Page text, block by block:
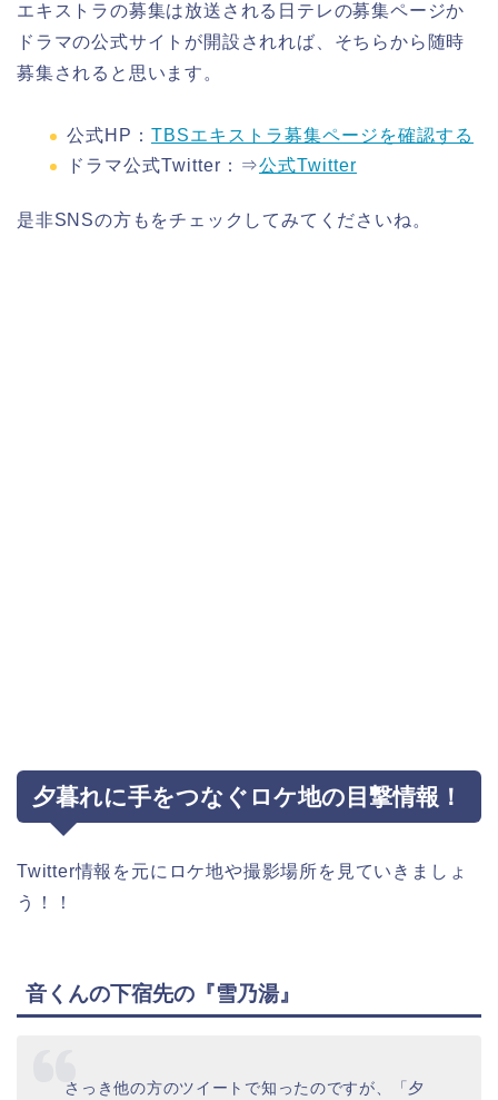
エキストラの募集は放送される日テレの募集ページか
ドラマの公式サイトが開設されれば、そちらから随時
募集されると思います。
公式HP： TBSエキストラ募集ページを確認する
ドラマ公式Twitter：⇒公式Twitter
是非SNSの方もをチェックしてみてくださいね。
夕暮れに手をつなぐロケ地の目撃情報！
Twitter情報を元にロケ地や撮影場所を見ていきましょ
う！！
音くんの下宿先の『雪乃湯』
さっき他の方のツイートで知ったのですが、「夕